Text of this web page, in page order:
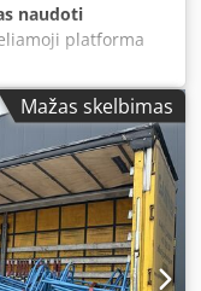
naudoti
platforma
medienos
(X/Y/Z): apie
Dodpfjzp Rf Hex
Mažas skelbimas